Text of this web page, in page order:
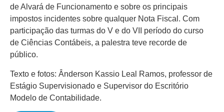
de Alvará de Funcionamento e sobre os principais
impostos incidentes sobre qualquer Nota Fiscal. Com
participação das turmas do V e do VII período do curso
de Ciências Contábeis, a palestra teve recorde de
público.
Texto e fotos: Ânderson Kassio Leal Ramos, professor de
Estágio Supervisionado e Supervisor do Escritório
Modelo de Contabilidade.